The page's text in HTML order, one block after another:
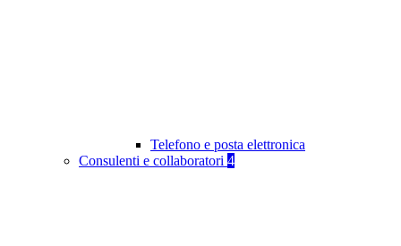
Telefono e posta elettronica
Consulenti e collaboratori 4